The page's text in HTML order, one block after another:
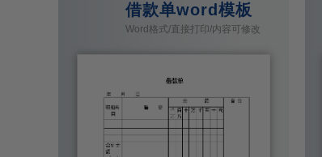
借款单word模板
Word格式/直接打印/内容可修改